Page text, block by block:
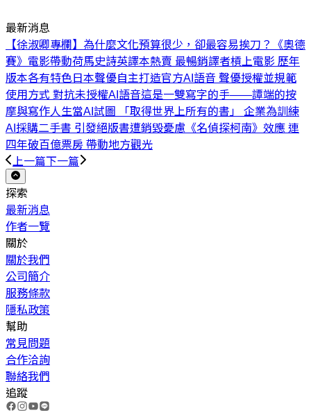
最新消息
【徐淑卿專欄】為什麼文化預算很少，卻最容易挨刀？
《奧德
賽》電影帶動荷馬史詩英譯本熱賣 最暢銷譯者槓上電影 歷年
版本各有特色 日本聲優自主打造官方AI語音 聲優授權並規範
使用方式 對抗未授權AI語音這是一雙寫字的手——譚端的按
摩與寫作人生當AI試圖 「取得世界上所有的書」 企業為訓練
AI採購二手書 引發絕版書遭銷毀憂慮 《名偵探柯南》效應 連
四年破百億票房 帶動地方觀光
上一篇下一篇
探索
最新消息
作者一覽
關於
關於我們
公司簡介
服務條款
隱私政策
幫助
常見問題
合作洽詢
聯絡我們
追蹤